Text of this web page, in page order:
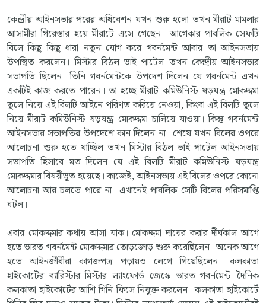
কেন্দ্রীয় আইনসভার পরের অধিবেশন যখন শুরু হলো তখন মীরাট মামলার
আসামীরা গিরেস্তার হয়ে মীরাটে এসে গেছেন। আগেকার পাবলিক সেফটি
বিলে কিছু কিছু ধারা নতুন যোগ করে গবর্নমেন্ট আবার তা আইনসভায়
উপস্থিত করলেন। মিস্টার বিঠল ভাই পাটেল তখন কেন্দ্রীয় আইনসভার
সভাপতি ছিলেন। তিনি গবর্নমেন্টকে উপদেশ দিলেন যে গবর্নমেন্ট এখন
একটিই কাজ করতে পারেন। তা হচ্ছে মীরাট কমিউনিস্ট ষড়যন্ত্র মোকদ্দমা
তুলে নিয়ে এই বিলটি আইনে পরিণত করিয়ে নেওয়া, কিংবা এই বিলটি তুলে
নিয়ে মীরাট কমিউনিস্ট ষড়যন্ত্র মোকদ্দমা চালিয়ে যাওয়া। কিন্তু গবর্নমেন্ট
আইনসভার সভাপতির উপদেশে কান দিলেন না। শেষে যখন বিলের ওপরে
আলোচনা শুরু হতে যাচ্ছিল তখন মিস্টার বিঠল ভাই পাটেল আইনসভায়
সভাপতি হিসাবে মত দিলেন যে এই বিলটি মীরাট কমিউনিস্ট ষড়যন্ত্র
মোকদ্দমার বিষয়ীভূত হয়েছে। কাজেই, আইনসভায় এই বিলের ওপরে কোনো
আলোচনা আর চলতে পারে না। এখানেই পাবলিক সেটি বিলের পরিসমাপ্তি
ঘটল।
এবার মোকদ্দমার কথায় আসা যাক। মোকদ্দমা দায়ের করার দীর্ঘকাল আগে
হতে ভারত গবর্নমেন্ট মোকদ্দমার তোড়জোড় শুরু করেছিলেন। অনেক আগে
হতে আইনজীবীরা কাগজপত্র পড়ায়ও লেগে গিয়েছিলেন। কলকাতা
হাইকোর্টের ব্যারিস্টার মিস্টার ল্যাংফোর্ড জেস্কে ভারত গবর্নমেন্ট দৈনিক
কলকাতা হাইকোর্টের আশি গিনি ফিসে নিযুক্ত করলেন। কলকাতা হাইকোর্টে